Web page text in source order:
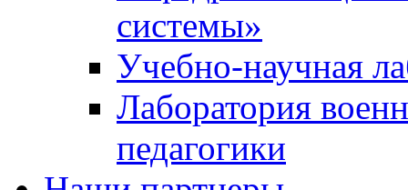
системы»
Учебно-научная
Лаборатория
педагогики